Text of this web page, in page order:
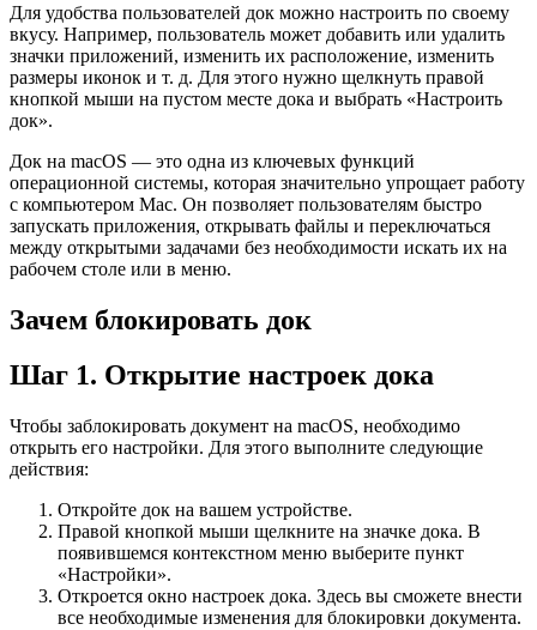
Для удобства пользователей док можно настроить по своему
вкусу. Например, пользователь может добавить или удалить
значки приложений, изменить их расположение, изменить
размеры иконок и т. д. Для этого нужно щелкнуть правой
кнопкой мыши на пустом месте дока и выбрать «Настроить
док».
Док на macOS — это одна из ключевых функций
операционной системы, которая значительно упрощает работу
с компьютером Mac. Он позволяет пользователям быстро
запускать приложения, открывать файлы и переключаться
между открытыми задачами без необходимости искать их на
рабочем столе или в меню.
Зачем блокировать док
Шаг 1. Открытие настроек дока
Чтобы заблокировать документ на macOS, необходимо
открыть его настройки. Для этого выполните следующие
действия:
Откройте док на вашем устройстве.
Правой кнопкой мыши щелкните на значке дока. В
появившемся контекстном меню выберите пункт
«Настройки».
Откроется окно настроек дока. Здесь вы сможете внести
все необходимые изменения для блокировки документа.